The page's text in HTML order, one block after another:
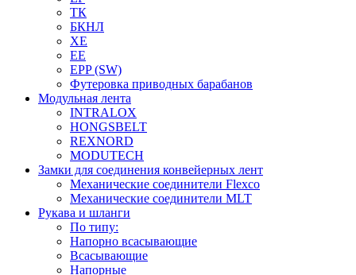
ТК
БКНЛ
XE
EE
EPP (SW)
Футеровка приводных барабанов
Модульная лента
INTRALOX
HONGSBELT
REXNORD
MODUTECH
Замки для соединения конвейерных лент
Механические соединители Flexco
Механические соединители MLT
Рукава и шланги
По типу:
Напорно всасывающие
Всасывающие
Напорные